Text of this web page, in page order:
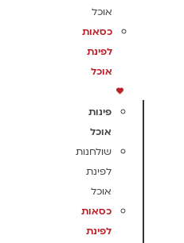
אוכל
כסאות
לפינת
אוכל
פינות
אוכל
שולחנות
לפינת
אוכל
כסאות
לפינת